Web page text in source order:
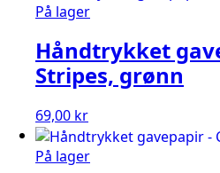
På lager
Håndtrykket
Stripes, grønn
69,00 kr
På lager